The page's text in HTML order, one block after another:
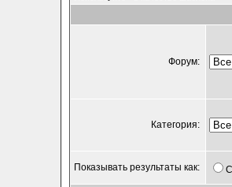
Форум:
Категория:
Показывать результаты как: